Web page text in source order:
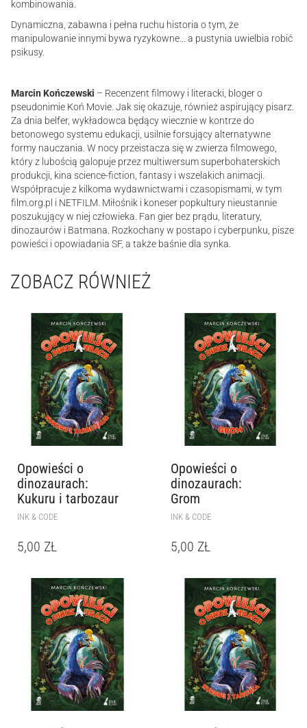
kombinowania.
Dynamiczna, zabawna i pełna ruchu historia o tym, że
manipulowanie innymi bywa ryzykowne… a pustynia uwielbia robić
psikusy.
Marcin Kończewski – Recenzent filmowy i literacki, bloger o
pseudonimie Koń Movie. Jak się okazuje, również aspirujący pisarz.
Za dnia belfer, wykładowca będący wiecznie w kontrze do
betonowego systemu edukacji, usilnie forsujący alternatywne
formy nauczania. W nocy przeistacza się w zwierza filmowego,
który z lubością galopuje przez multiwersum superbohaterskich
produkcji, kina science-fiction, fantasy i wszelakich animacji.
Współpracuje z kilkoma wydawnictwami i czasopismami, w tym
film.org.pl i NETFILM. Miłośnik i koneser popkultury nieustannie
poszukujący w niej człowieka. Fan gier bez prądu, literatury,
dinozaurów i Batmana. Rozkochany w postapo i cyberpunku, pisze
powieści i opowiadania SF, a także baśnie dla synka.
ZOBACZ RÓWNIEŻ
Opowieści o
dinozaurach:
Kukuru i tarbozaur
INK & CODE
5,00 ZŁ
Opowieści o
dinozaurach:
Grom
INK & CODE
5,00 ZŁ